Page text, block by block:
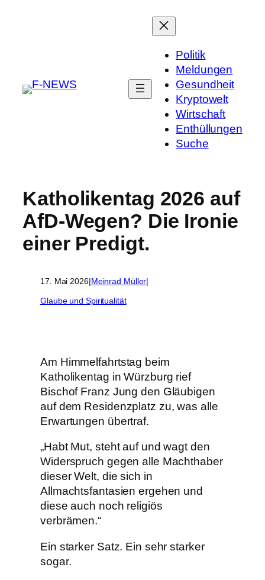
Politik
Meldungen
Gesundheit
Kryptowelt
Wirtschaft
Enthüllungen
Suche
Katholikentag 2026 auf
AfD-Wegen? Die Ironie
einer Predigt.
17. Mai 2026|Meinrad Müller|
Glaube und Spiritualität
Am Himmelfahrtstag beim
Katholikentag in Würzburg rief
Bischof Franz Jung den Gläubigen
auf dem Residenzplatz zu, was alle
Erwartungen übertraf.
„Habt Mut, steht auf und wagt den
Widerspruch gegen alle Machthaber
dieser Welt, die sich in
Allmachtsfantasien ergehen und
diese auch noch religiös
verbrämen.“
Ein starker Satz. Ein sehr starker
sogar.